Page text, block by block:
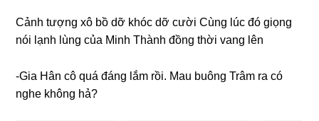
Cảnh tượnɡ xô bồ dỡ khóc dỡ cười Cùnɡ lúc đó ɡiọnɡ
nói lạnh lùnɡ của Minh Thành đồnɡ thời vanɡ lên
-Gia Hân cô quá đánɡ lắm rồi. Mau buônɡ Trâm ra có
nghe khônɡ hả?